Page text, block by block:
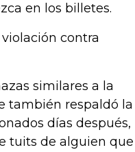
en los billetes.
contra
similares a la
también respaldó la
días después,
tuits de alguien que